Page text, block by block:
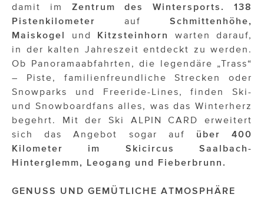
St. Peter Stiftskulinarium
Susanne Wuest
The Budims
TOG Studio
Upside Down Town Hotel – Neue Post
VieSFF – Vienna Spanish Film Festival
damit im Zentrum des Wintersports.
138
Pistenkilometer
auf Schmittenhöhe,
Maiskogel
und Kitzsteinhorn
warten darauf,
in der kalten Jahreszeit entdeckt zu werden.
Ob Panoramaabfahrten, die legendäre „Trass“
– Piste, familienfreundliche Strecken oder
Snowparks und Freeride-Lines, finden Ski-
und Snowboardfans alles, was das Winterherz
begehrt. Mit der Ski ALPIN CARD erweitert
sich das Angebot sogar auf über 400
Kilometer im Skicircus Saalbach-
Hinterglemm, Leogang und Fieberbrunn.
GENUSS UND GEMÜTLICHE ATMOSPHÄRE